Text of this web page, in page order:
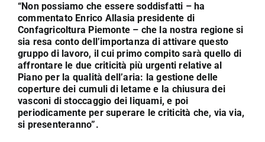
“Non possiamo che essere soddisfatti – ha
commentato Enrico Allasia presidente di
Confagricoltura Piemonte – che la nostra regione si
sia resa conto dell’importanza di attivare questo
gruppo di lavoro, il cui primo compito sarà quello di
affrontare le due criticità più urgenti relative al
Piano per la qualità dell’aria: la gestione delle
coperture dei cumuli di letame e la chiusura dei
vasconi di stoccaggio dei liquami, e poi
periodicamente per superare le criticità che, via via,
si presenteranno”.